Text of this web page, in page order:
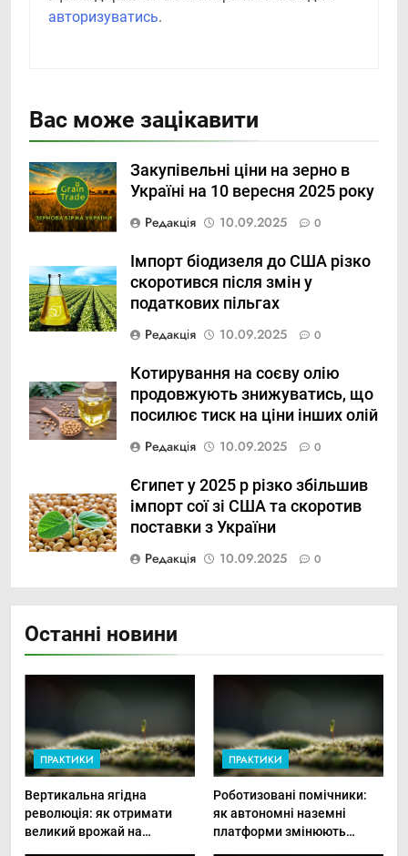
авторизуватись.
Вас може зацікавити
Закупівельні ціни на зерно в
Україні на 10 вересня 2025 року
Редакція
10.09.2025 0
Імпорт біодизеля до США різко
скоротився після змін у
податкових пільгах
Редакція
10.09.2025 0
Котирування на соєву олію
продовжують знижуватись, що
посилює тиск на ціни інших олій
Редакція
10.09.2025 0
Єгипет у 2025 р різко збільшив
імпорт сої зі США та скоротив
поставки з України
Редакція
10.09.2025 0
Останні новини
ПРАКТИКИ
Вертикальна ягідна
революція: як отримати
великий врожай на
ПРАКТИКИ
Роботизовані помічники:
як автономні наземні
платформи змінюють